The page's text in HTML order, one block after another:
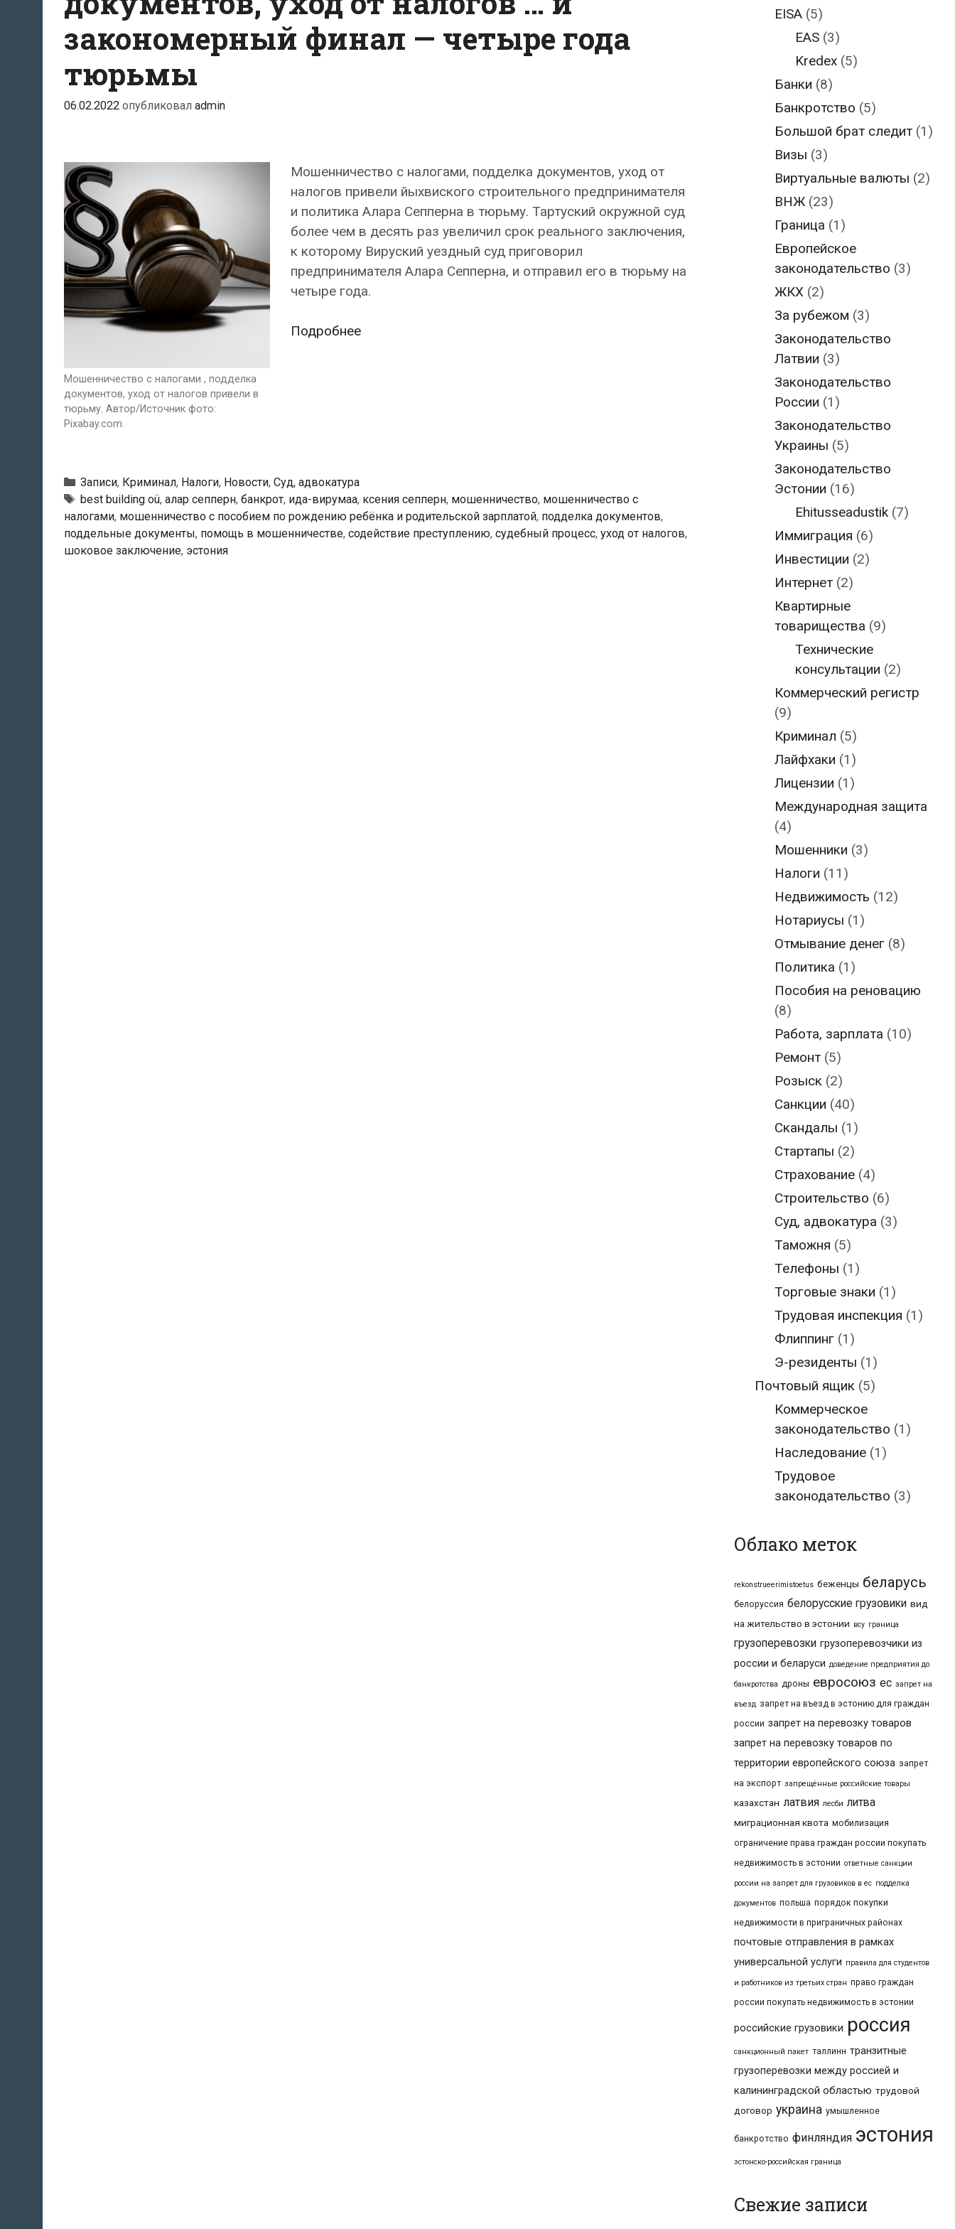
закономерный финал — четыре года
тюрьмы
06.02.2022 опубликовал admin
Мошенничество с налогами , подделка
документов, уход от налогов привели в
тюрьму. Автор/Источник фото:
Pixabay.com.
Мошенничество с налогами, подделка документов, уход от
налогов привели йыхвиского строительного предпринимателя
и политика Алара Сепперна в тюрьму. Тартуский окружной суд
более чем в десять раз увеличил срок реального заключения,
к которому Вируский уездный суд приговорил
предпринимателя Алара Сепперна, и отправил его в тюрьму на
четыре года.
ПодробнееМошенничество
и
закономерный
Рубрики
Записи, Криминал, Налоги, Новости, Суд, адвокатура
Тэги
best building oü, алар сепперн, банкрот, ида-вирумаа, ксения сепперн, мошенничество, мошенничество с
налогами, мошенничество с пособием по рождению ребёнка и родительской зарплатой, подделка документов,
поддельные документы, помощь в мошенничестве, содействие преступлению, судебный процесс, уход от налогов,
шоковое заключение, эстония
EISA (5)
EAS(3)
Kredex(5)
Банки (8)
Банкротство (5)
Большой брат следит (1)
Визы (3)
Виртуальные валюты (2)
ВНЖ (23)
Граница (1)
Европейское
законодательство (3)
ЖКХ (2)
За рубежом (3)
Законодательство
Латвии (3)
Законодательство
России (1)
Законодательство
Украины (5)
Законодательство
Эстонии (16)
Ehitusseadustik(7)
Иммиграция (6)
Инвестиции (2)
Интернет (2)
Квартирные
товарищества (9)
Технические
консультации (2)
Коммерческий регистр
(9)
Криминал (5)
Лайфхаки (1)
Лицензии (1)
Международная защита
(4)
Мошенники (3)
Налоги (11)
Недвижимость (12)
Нотариусы (1)
Отмывание денег (8)
Политика (1)
Пособия на реновацию
(8)
Работа, зарплата (10)
Ремонт (5)
Розыск (2)
Санкции (40)
Скандалы (1)
Стартапы (2)
Страхование (4)
Строительство (6)
Суд, адвокатура (3)
Таможня (5)
Телефоны (1)
Торговые знаки (1)
Трудовая инспекция (1)
Флиппинг (1)
Э-резиденты (1)
Почтовый ящик(5)
Коммерческое
законодательство (1)
Наследование (1)
Трудовое
законодательство (3)
Облако меток
rekonstrueerimistoetus беженцы беларусь
белоруссия белорусские грузовики вид
на жительство в эстонии всу граница
грузоперевозки грузоперевозчики из
россии и беларуси доведение предприятия до
банкротства дроны евросоюз ес запрет на
въезд запрет на въезд в эстонию для граждан
россии запрет на перевозку товаров
запрет на перевозку товаров по
территории европейского союза запрет
на экспорт запрещённые российские товары
казахстан латвия лесби литва
миграционная квота мобилизация
ограничение права граждан россии покупать
недвижимость в эстонии ответные санкции
россии на запрет для грузовиков в ес подделка
документов польша порядок покупки
недвижимости в приграничных районах
почтовые отправления в рамках
универсальной услуги правила для студентов
и работников из третьих стран право граждан
россии покупать недвижимость в эстонии
российские грузовики россия
санкционный пакет таллинн транзитные
грузоперевозки между россией и
калининградской областью трудовой
договор украина умышленное
банкротство финляндия эстония
эстонско-российская граница
Свежие записи